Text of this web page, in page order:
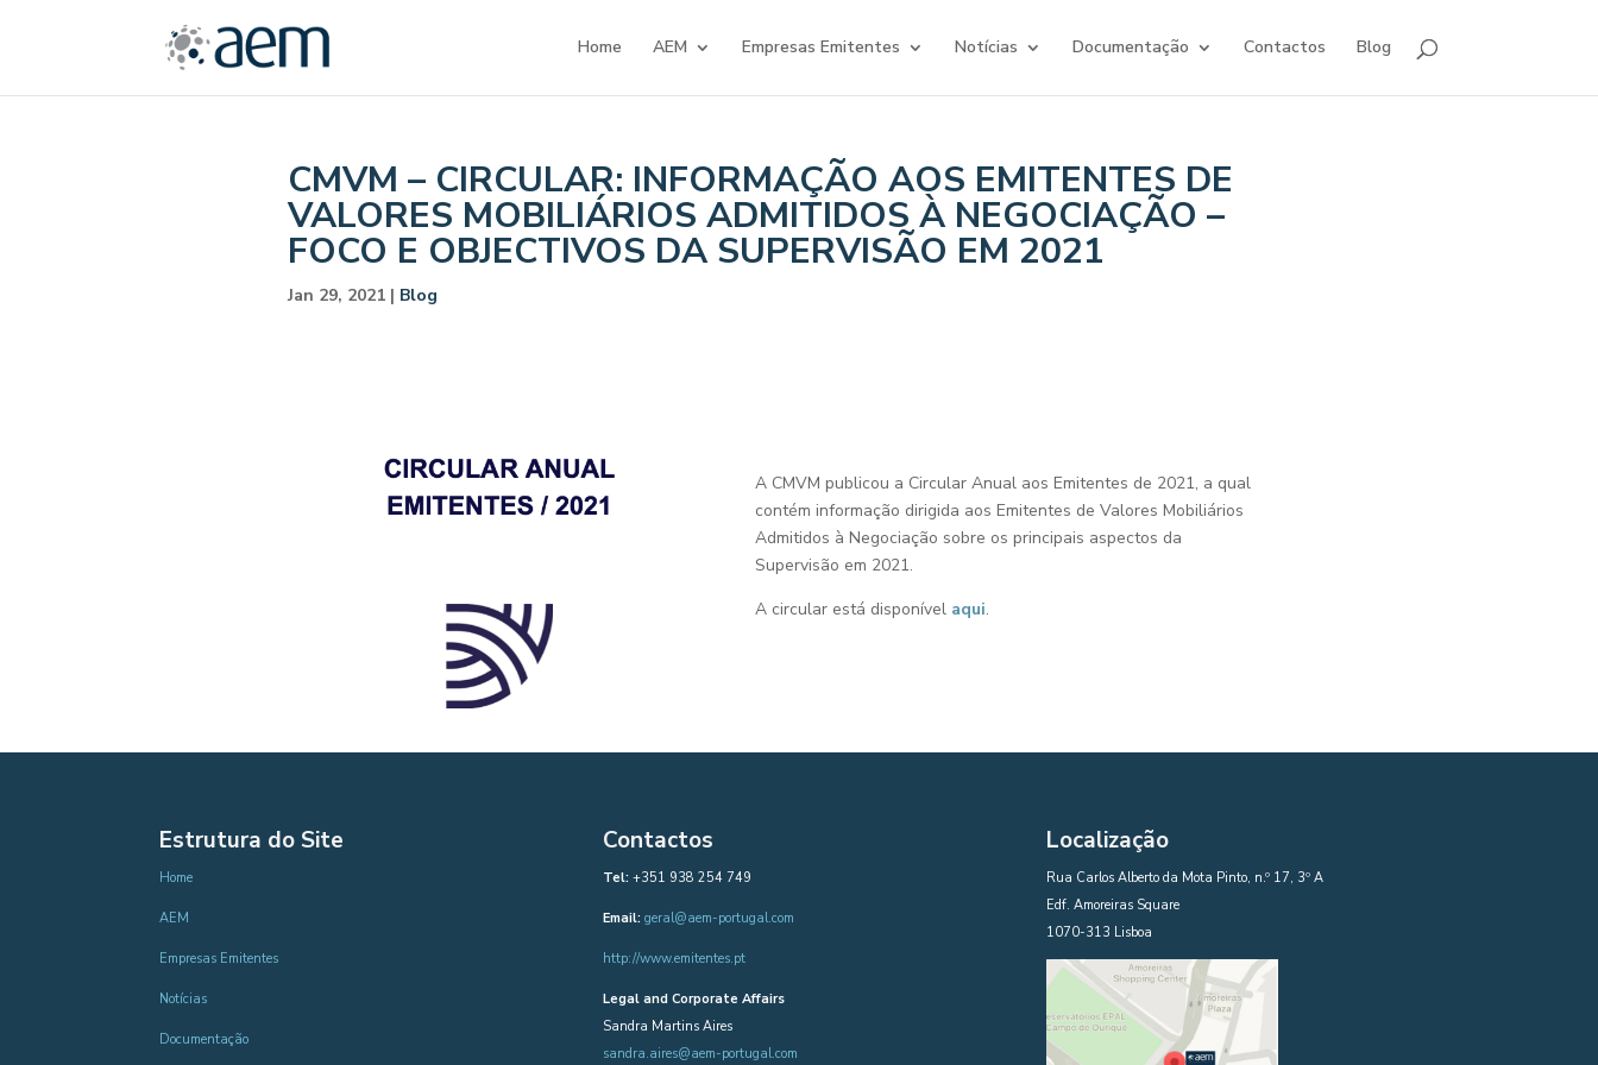
Home AEM Empresas Emitentes Notícias Documentação Contactos Blog
CMVM – CIRCULAR: INFORMAÇÃO AOS EMITENTES DE
VALORES MOBILIÁRIOS ADMITIDOS À NEGOCIAÇÃO –
FOCO E OBJECTIVOS DA SUPERVISÃO EM 2021
Jan 29, 2021| Blog
A CMVM publicou a Circular Anual aos Emitentes de 2021, a qual
contém informação dirigida aos Emitentes de Valores Mobiliários
Admitidos à Negociação sobre os principais aspectos da
Supervisão em 2021.
A circular está disponível aqui.
Estrutura do Site
Home
AEM
Empresas Emitentes
Notícias
Documentação
Contactos
Tel: +351 938 254 749
Email: geral@aem-portugal.com
http://www.emitentes.pt
Legal and Corporate Affairs
Sandra Martins Aires
sandra.aires@aem-portugal.com
Localização
Rua Carlos Alberto da Mota Pinto, n.º 17, 3º A
Edf. Amoreiras Square
1070-313 Lisboa